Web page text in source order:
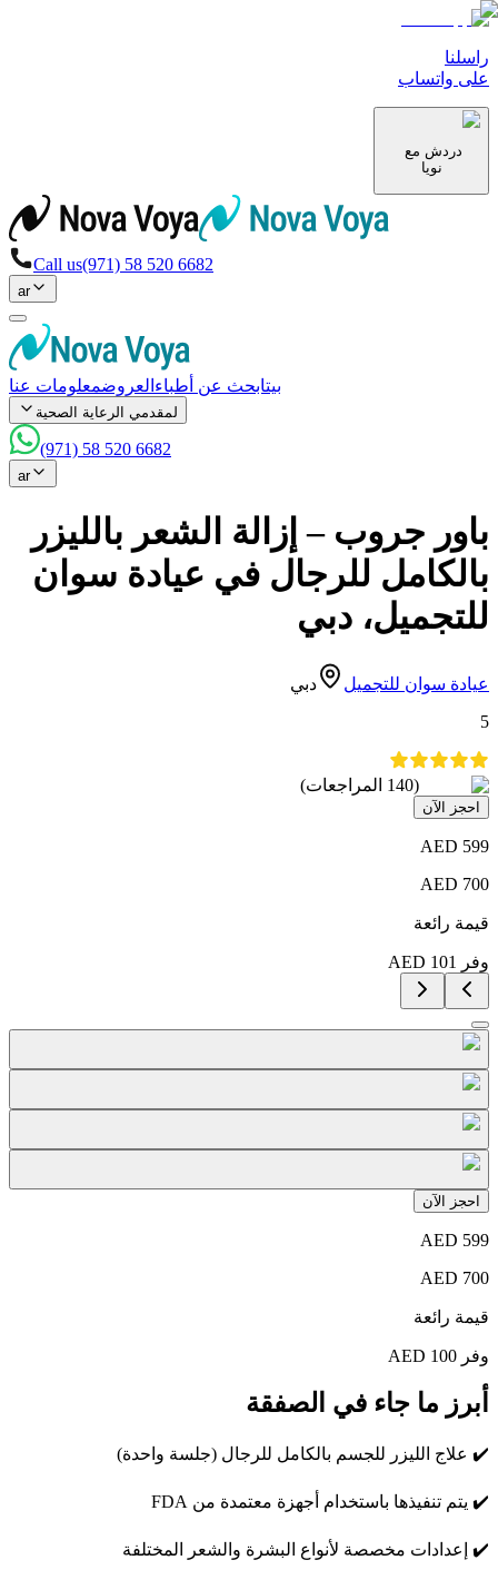
راسلنا
على واتساب
دردش مع
نويا
Call us(971) 58 520 6682
ar
بيتابحث عن أطباء العروضمعلومات عنا
لمقدمي الرعاية الصحية
(971) 58 520 6682
ar
باور جروب – إزالة الشعر بالليزر
بالكامل للرجال في عيادة سوان
للتجميل، دبي
عيادة سوان للتجميل
دبي
5
(
140 المراجعات)
احجز الآن
599
AED
700
AED
قيمة رائعة
وفر 101
AED
احجز الآن
599
AED
700
AED
قيمة رائعة
وفر 100
AED
أبرز ما جاء في الصفقة
✔️ علاج الليزر للجسم بالكامل للرجال (جلسة واحدة)
✔️ يتم تنفيذها باستخدام أجهزة معتمدة من FDA
✔️ إعدادات مخصصة لأنواع البشرة والشعر المختلفة